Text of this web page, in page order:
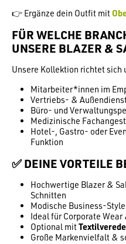
👉 Ergänze dein Outfit mit
FÜR WELCHE
UNSERE BLAZER &
Unsere Kollektion richtet sich
Mitarbeiter*innen im
Vertriebs- &
Büro- und
Medizinische
Hotel-, Gastro- oder
Funktion
✅ DEINE VORTEILE
Hochwertige Blazer &
Schnitten
Modische Business-
Ideal für Corporate
Optional mit
Große Markenvielfalt &